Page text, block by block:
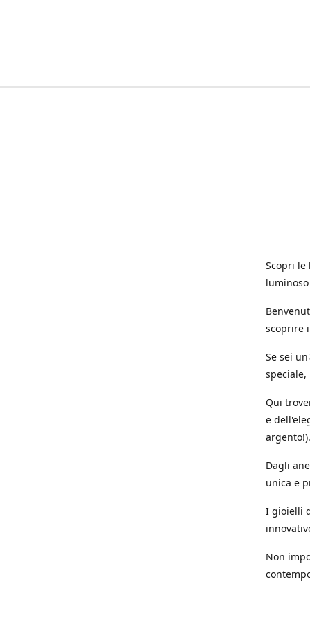
Scopri
scoprire
Se sei
speciale,
Qui
e
argento!).
Dagli
unica e
I gioielli
Non